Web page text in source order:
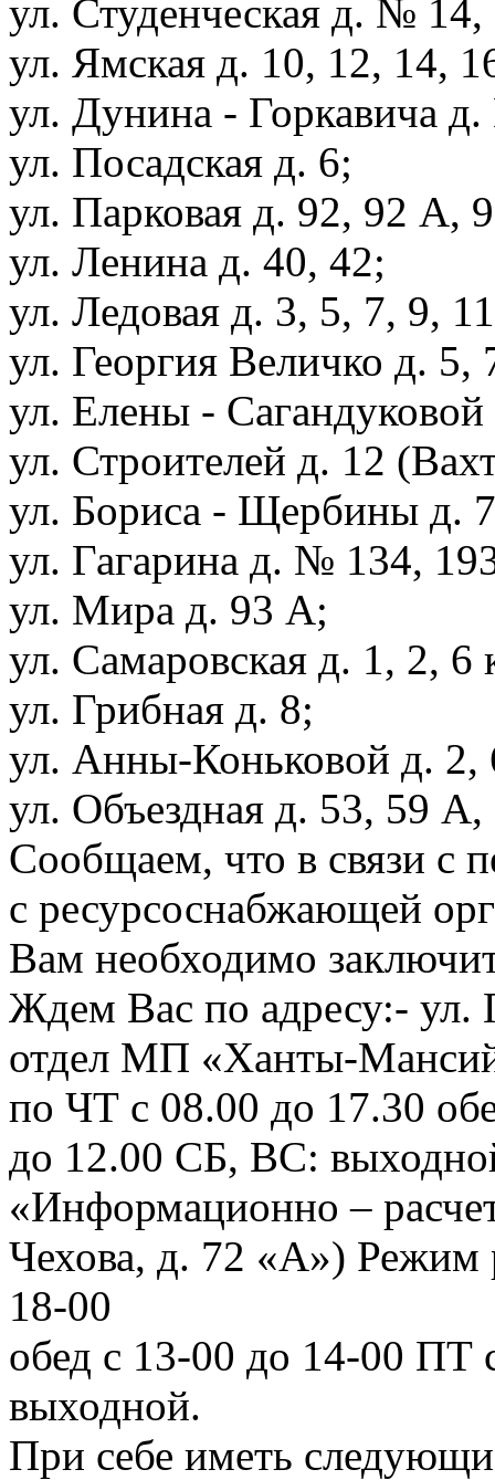
ул. Студенческая д. №
ул. Ямская д. 10, 12, 14,
ул. Дунина - Горкавича
ул. Посадская д. 6;
ул. Парковая д. 92, 92 А,
ул. Ленина д. 40, 42;
ул. Ледовая д. 3, 5, 7, 9,
ул. Георгия Величко д. 5,
ул. Елены -
ул. Строителей д. 12
ул. Бориса - Щербины д.
ул. Гагарина д. № 134,
ул. Мира д. 93 А;
ул. Самаровская д. 1, 2, 6
ул. Грибная д. 8;
ул. Анны-Коньковой д. 2,
ул. Объездная д. 53, 59 А,
Сообщаем, что в связи с
с ресурсоснабжающей
Вам необходимо
Ждем Вас по адресу:- ул.
отдел МП «Ханты-
по ЧТ с 08.00 до 17.30
до 12.00 СБ, ВС:
«Информационно –
Чехова, д. 72 «А»)
18-00
обед с 13-00 до 14-00
выходной.
При себе иметь